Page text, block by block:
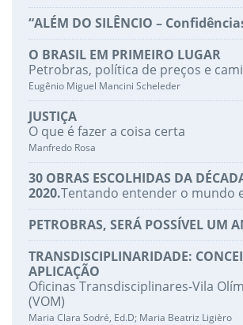
“ALÉM DO SILÊNCIO –
O BRASIL EM PRIMEIRO LUGAR
Petrobras, política de preços e
Eugênio Miguel Mancini Scheleder
JUSTIÇA
O que é fazer a coisa certa
Manfredo Rosa
30 OBRAS ESCOLHIDAS DA
2020.Tentando entender o mundo
PETROBRAS, SERÁ POSSÍVEL UM
TRANSDISCIPLINARIDADE:
APLICAÇÃO
Oficinas Transdisciplinares-Vila
(VOM)
Maria Clara Sodré, Ed.D; Maria Beatriz Ligièro